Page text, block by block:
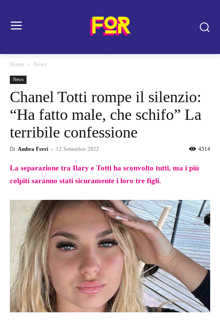
Home News
News
Chanel Totti rompe il silenzio:
“Ha fatto male, che schifo” La
terribile confessione
Di Ambra Ferri - 12 Settembre 2022 4314
La separazione tra Ilary e Totti ha sconvolto tutti, ma i più
colpiti saranno stati sicuramente i loro tre figli.